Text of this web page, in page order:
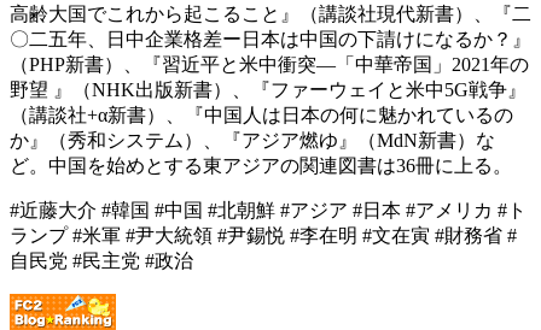
高齢大国でこれから起こること』（講談社現代新書）、『二
〇二五年、日中企業格差ー日本は中国の下請けになるか？』
（PHP新書）、『習近平と米中衝突―「中華帝国」2021年の
野望 』（NHK出版新書）、『ファーウェイと米中5G戦争』
（講談社+α新書）、『中国人は日本の何に魅かれているの
か』（秀和システム）、『アジア燃ゆ』（MdN新書）な
ど。中国を始めとする東アジアの関連図書は36冊に上る。
#近藤大介 #韓国 #中国 #北朝鮮 #アジア #日本 #アメリカ #ト
ランプ #米軍 #尹大統領 #尹錫悦 #李在明 #文在寅 #財務省 #
自民党 #民主党 #政治